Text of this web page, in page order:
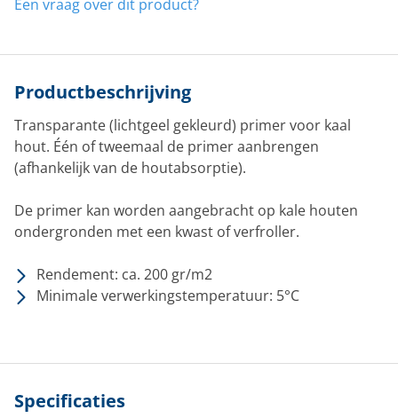
Een vraag over dit product?
Productbeschrijving
Transparante (lichtgeel gekleurd) primer voor kaal
hout. Één of tweemaal de primer aanbrengen
(afhankelijk van de houtabsorptie).
De primer kan worden aangebracht op kale houten
ondergronden met een kwast of verfroller.
Rendement: ca. 200 gr/m2
Minimale verwerkingstemperatuur: 5°C
Specificaties